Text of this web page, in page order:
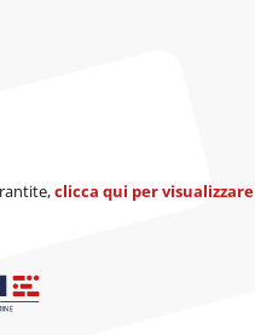
clicca qui per